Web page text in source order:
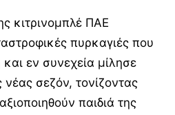
κιτρινομπλέ ΠΑΕ
πυρκαγιές που
και εν συνεχεία μίλησε
σεζόν, τονίζοντας
παιδιά της